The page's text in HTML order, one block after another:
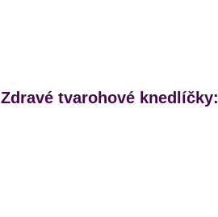
Zdravé tvarohové knedlíčky: